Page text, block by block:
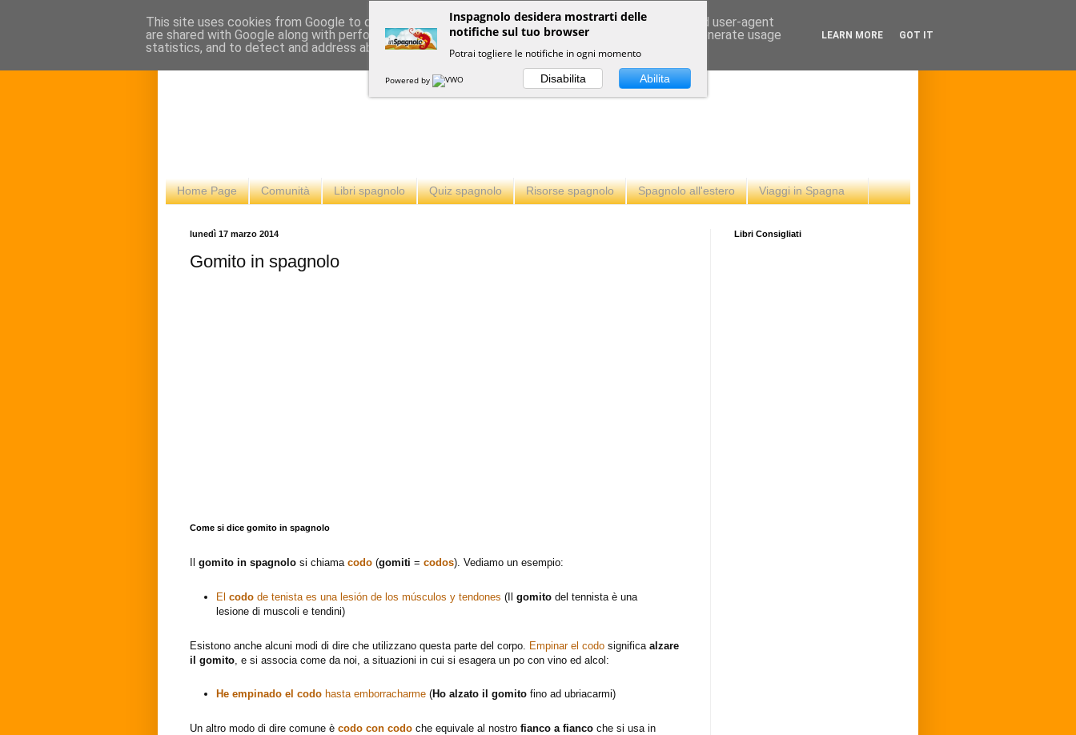
Home Page Comunità Libri spagnolo Quiz spagnolo Risorse spagnolo Spagnolo all'estero Viaggi in Spagna
lunedì 17 marzo 2014
Gomito in spagnolo
Come si dice gomito in spagnolo
gomito in spagnolo si chiama codo (gomiti = codos). Vediamo un esempio:
El codo de tenista es una lesión de los músculos y tendones (Il gomito del tennista è una
lesione di muscoli e tendini)
Esistono anche alcuni modi di dire che utilizzano questa parte del corpo. Empinar el codo significa alzare
il gomito , e si associa come da noi, a situazioni in cui si esagera un po con vino ed alcol:
He empinado el codo hasta emborracharme (Ho alzato il gomito fino ad ubriacarmi)
Un altro modo di dire comune è codo con codo che equivale al nostro fianco a fianco che si usa in
Libri Consigliati
This site uses cookies from Google to deliver its services and to analyze traffic. Your IP address and user-agent
are shared with Google along with performance and security metrics to ensure quality of service, generate usage
statistics, and to detect and address abuse.
LEARN MORE GOT IT
Inspagnolo desidera mostrarti delle
notifiche sul tuo browser
Potrai togliere le notifiche in ogni momento
Powered by Disabilita Abilita